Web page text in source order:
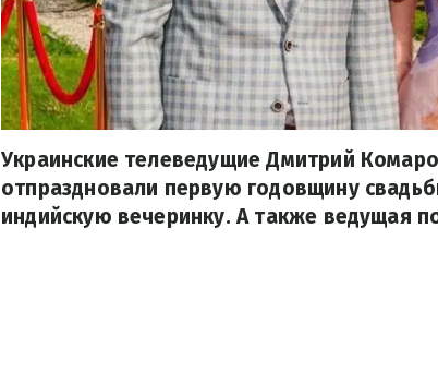
Украинские телеведущие Дмитрий
отпраздновали первую годовщину
индийскую вечеринку. А также ведущая